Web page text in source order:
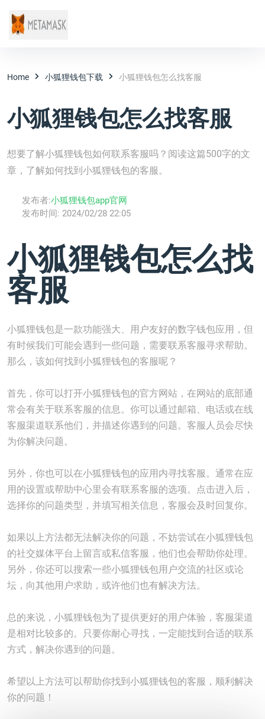
Home 小狐狸钱包下载 小狐狸钱包怎么找客服
小狐狸钱包怎么找客服
想要了解小狐狸钱包如何联系客服吗？阅读这篇500字的文
章，了解如何找到小狐狸钱包的客服。
发布者:小狐狸钱包app官网
发布时间: 2024/02/28 22:05
小狐狸钱包怎么找
客服
小狐狸钱包是一款功能强大、用户友好的数字钱包应用，但
有时候我们可能会遇到一些问题，需要联系客服寻求帮助。
那么，该如何找到小狐狸钱包的客服呢？
首先，你可以打开小狐狸钱包的官方网站，在网站的底部通
常会有关于联系客服的信息。你可以通过邮箱、电话或在线
客服渠道联系他们，并描述你遇到的问题。客服人员会尽快
为你解决问题。
另外，你也可以在小狐狸钱包的应用内寻找客服。通常在应
用的设置或帮助中心里会有联系客服的选项。点击进入后，
选择你的问题类型，并填写相关信息，客服会及时回复你。
如果以上方法都无法解决你的问题，不妨尝试在小狐狸钱包
的社交媒体平台上留言或私信客服，他们也会帮助你处理。
另外，你还可以搜索一些小狐狸钱包用户交流的社区或论
坛，向其他用户求助，或许他们也有解决方法。
总的来说，小狐狸钱包为了提供更好的用户体验，客服渠道
是相对比较多的。只要你耐心寻找，一定能找到合适的联系
方式，解决你遇到的问题。
希望以上方法可以帮助你找到小狐狸钱包的客服，顺利解决
你的问题！